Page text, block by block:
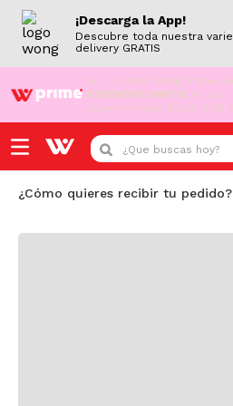
¡Descarga la App!
Descubre toda nuestra
delivery GRATIS
¡Aún no eres Wong Prime!
DESPACHO GRATIS en tus
supermercado desde S/
¿Que buscas hoy?
¿Cómo quieres recibir tu pedido?
Cargando comentarios...